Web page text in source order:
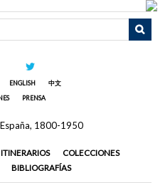
ENGLISH
中文
PRENSA
ITINERARIOS
COLECCIONES
BIBLIOGRAFÍAS